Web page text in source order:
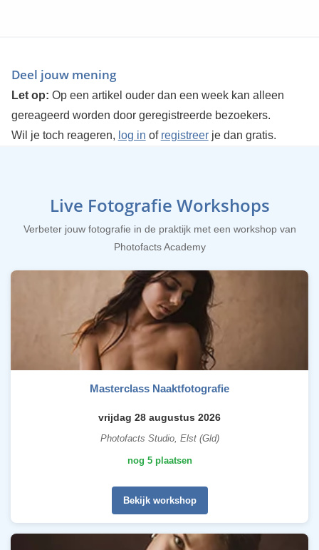
Deel jouw mening
Let op: Op een artikel ouder dan een week kan alleen
gereageerd worden door geregistreerde bezoekers.
Wil je toch reageren, log in of registreerje dan gratis.
Live Fotografie Workshops
Verbeter jouw fotografie in de praktijk met een workshop van
Photofacts Academy
Masterclass Naaktfotografie
vrijdag 28 augustus 2026
Photofacts Studio, Elst (Gld)
nog 5 plaatsen
Bekijk workshop